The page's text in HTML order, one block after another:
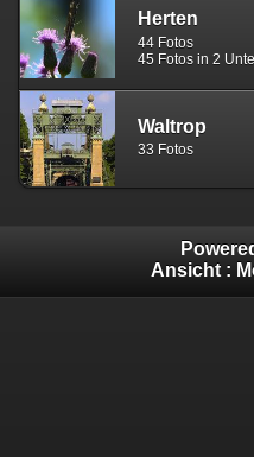
Herten
44 Fotos
45 Fotos in 2
Waltrop
33 Fotos
Ansicht :